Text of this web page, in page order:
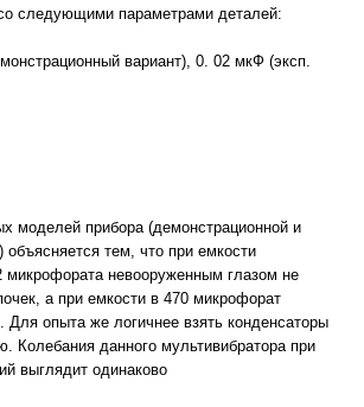
следующими параметрами деталей:
вариант), 0. 02 мкФ (эксп.
моделей прибора (демонстрационной и
объясняется тем, что при емкости
микрофората невооруженным глазом не
а при емкости в 470 микрофорат
Для опыта же логичнее взять конденсаторы
Колебания данного мультивибратора при
выглядит одинаково